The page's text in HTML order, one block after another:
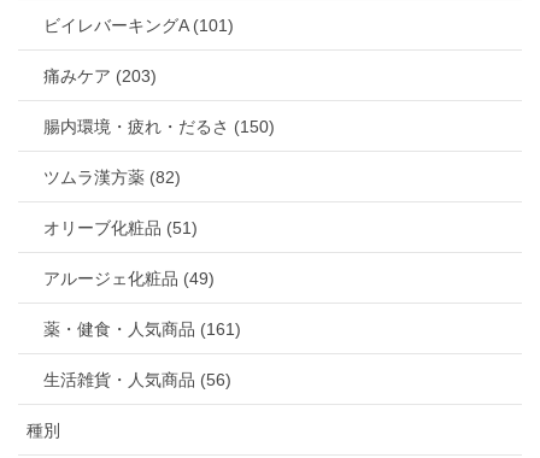
ビイレバーキングA (101)
痛みケア (203)
腸内環境・疲れ・だるさ (150)
ツムラ漢方薬 (82)
オリーブ化粧品 (51)
アルージェ化粧品 (49)
薬・健食・人気商品 (161)
生活雑貨・人気商品 (56)
種別